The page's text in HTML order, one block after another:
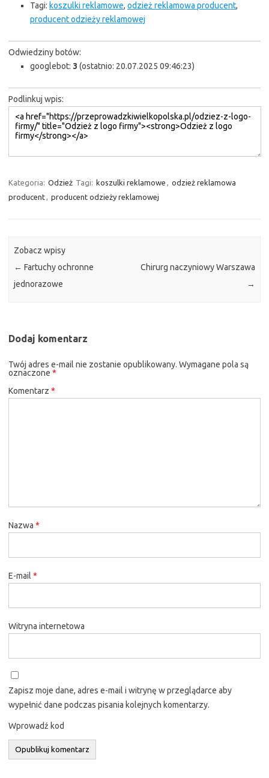
Tagi: koszulki reklamowe, odzież reklamowa producent,
producent odzieży reklamowej
Odwiedziny botów:
googlebot: 3 (ostatnio: 20.07.2025 09:46:23)
Podlinkuj wpis:
Kategoria: Odzież Tagi: koszulki reklamowe , odzież reklamowa
producent, producent odzieży reklamowej
Zobacz wpisy
← Fartuchy ochronne
jednorazowe
Chirurg naczyniowy Warszawa
→
Dodaj komentarz
Twój adres e-mail nie zostanie opublikowany. Wymagane pola są
oznaczone *
Komentarz *
Nazwa *
E-mail *
Witryna internetowa
Zapisz moje dane, adres e-mail i witrynę w przeglądarce aby
wypełnić dane podczas pisania kolejnych komentarzy.
Wprowadź kod